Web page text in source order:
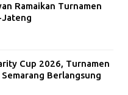
Ramaikan Turnamen
Cup 2026, Turnamen
Berlangsung